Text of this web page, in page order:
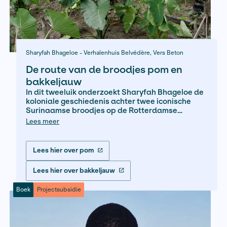
Simon Dequeker - Nieuwsuur, Nederlands Tijdschrift
Geneeskunde, de Groene Amsterdammer, Investico
‘Alsof er een bom in je borstkas